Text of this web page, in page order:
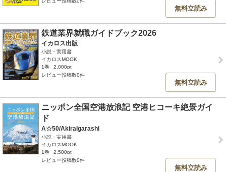
無料立読み
鉄道業界就職ガイドブック2026
イカロス出版
小説・実用書
イカロスMOOK
1巻
2,000pt
レビュー投稿数0件
無料立読み
ニッポン全国空港放浪記 空港ヒコーキ絶景ガイ
ド
A☆50/AkiraIgarashi
小説・実用書
イカロスMOOK
1巻
2,500pt
レビュー投稿数0件
無料立読み